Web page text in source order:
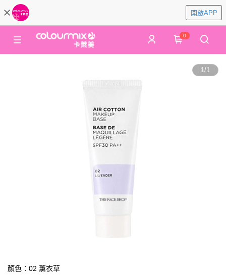
開啟APP
0
1/1
顏色：02 薰衣草